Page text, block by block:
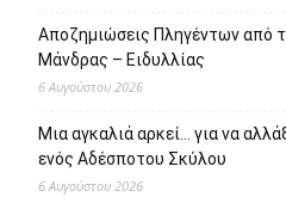
Αποζημιώσεις Πληγέντων από
Μάνδρας – Ειδυλλίας
6 Αυγούστου 2026
Μια αγκαλιά αρκεί… για να
ενός Αδέσποτου Σκύλου
6 Αυγούστου 2026